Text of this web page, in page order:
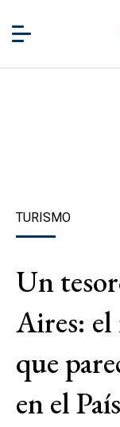
TURISMO
Un
Aires: el
que
en el